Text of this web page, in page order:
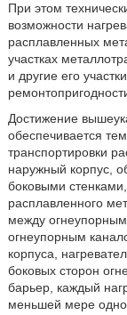
При этом
возможности
расплавленных
участках
и другие его
Достижение
обеспечивается
транспортировки
наружный корпус,
боковыми
расплавленного
между
огнеупорным
корпуса,
боковых сторон
барьер, каждый
меньшей мере